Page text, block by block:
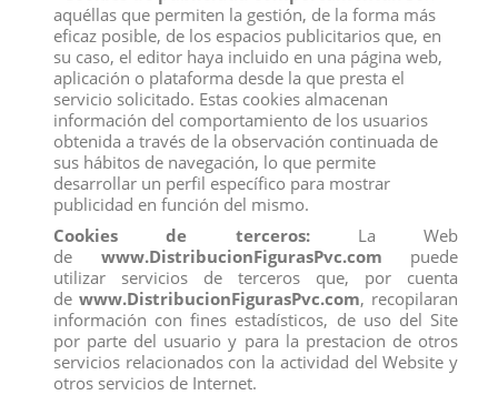
Somos unaempresa avalada por una granexperienciaen
mercadode distribucióny venta al por mayor.
Los mejores precios los encontrarás
www.distribucionfiguraspvc.com , tu página de confianza.
Calificación
Comentarios (0)
No hay reseñas de clientes en este momento.
Los clientes que adquirieron este producto también
compraron:
aquéllas que permiten la gestión, de la forma más
eficaz posible, de los espacios publicitarios que, en
su caso, el editor haya incluido en una página web,
aplicación o plataforma desde la que presta el
servicio solicitado. Estas cookies almacenan
información del comportamiento de los usuarios
obtenida a través de la observación continuada de
sus hábitos de navegación, lo que permite
desarrollar un perfil específico para mostrar
publicidad en función del mismo.
Cookies de terceros:La Web
de www.DistribucionFigurasPvc.com puede
utilizar servicios de terceros que, por cuenta
de www.DistribucionFigurasPvc.com, recopilaran
información con fines estadísticos, de uso del Site
por parte del usuario y para la prestacion de otros
servicios relacionados con la actividad del Website y
otros servicios de Internet.